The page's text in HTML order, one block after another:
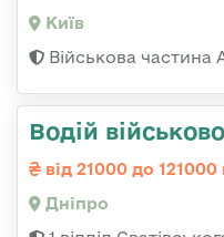
Київ
Військова частина
Водій
від 21000 до 121000
Дніпро